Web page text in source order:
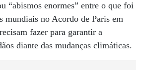
“abismos enormes” entre o que foi
mundiais no Acordo de Paris em
fazer para garantir a
diante das mudanças climáticas.